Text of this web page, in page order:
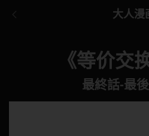
大人漫
《等价交
最終話-最